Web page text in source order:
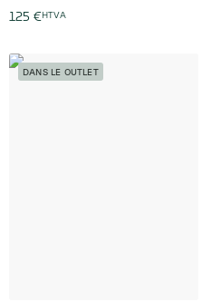
125 €HTVA
DANS LE OUTLET